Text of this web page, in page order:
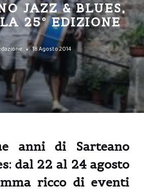
JAZZ & BLUES,
25° EDIZIONE
18 Agosto 2014
anni di Sarteano
dal 22 al 24 agosto
ricco di eventi